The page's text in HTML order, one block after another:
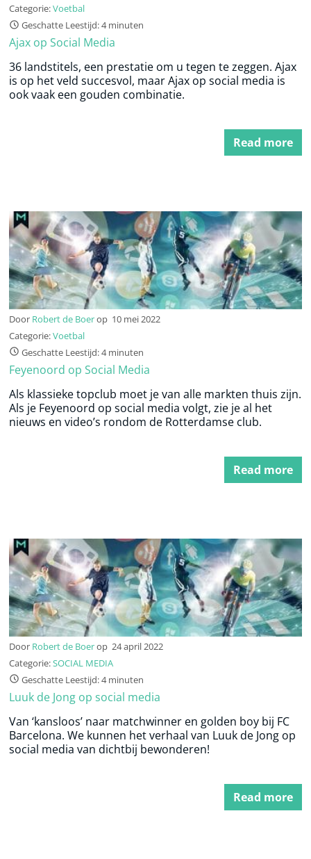
Categorie:Voetbal
Geschatte Leestijd: 4 minuten
Ajax op Social Media
36 landstitels, een prestatie om u tegen te zeggen. Ajax
is op het veld succesvol, maar Ajax op social media is
ook vaak een gouden combinatie.
Read more
Door Robert de Boerop 10 mei 2022
Categorie:Voetbal
Geschatte Leestijd: 4 minuten
Feyenoord op Social Media
Als klassieke topclub moet je van alle markten thuis zijn.
Als je Feyenoord op social media volgt, zie je al het
nieuws en video’s rondom de Rotterdamse club.
Read more
Door Robert de Boerop 24 april 2022
Categorie:SOCIAL MEDIA
Geschatte Leestijd: 4 minuten
Luuk de Jong op social media
Van ‘kansloos’ naar matchwinner en golden boy bij FC
Barcelona. We kunnen het verhaal van Luuk de Jong op
social media van dichtbij bewonderen!
Read more